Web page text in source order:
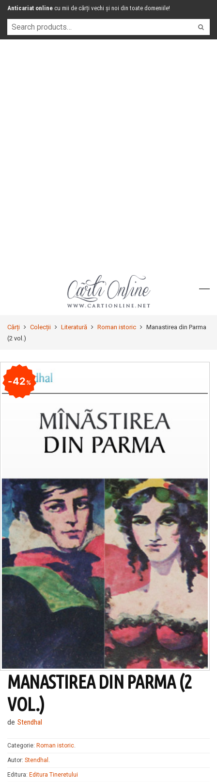
Anticariat online cu mii de cărți vechi și noi din toate domeniile!
Cărți Colecții Literatură Roman istoric
Manastirea din Parma
(2 vol.)
42%
MANASTIREA DIN PARMA (2
VOL.)
de Stendhal
Categorie: Roman istoric.
Autor: Stendhal .
Editura: Editura Tineretului